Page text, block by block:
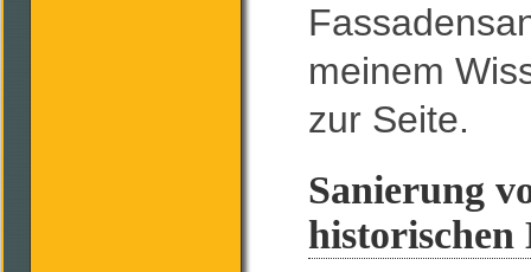
meinem
zur Seite.
Sanierung
historischen